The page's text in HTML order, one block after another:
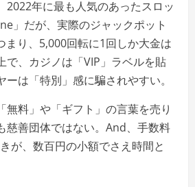
2022年に最も人気のあったスロッ
」だが、実際のジャックポット
まり、5,000回転に1回しか大金は
で、カジノは「VIP」ラベルを貼
ーは「特別」感に騙されやすい。
無料」や「ギフト」の言葉を売り
慈善団体ではない。And、手数料
が、数百円の小額でさえ時間と